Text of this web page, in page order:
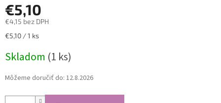
€5,10
€4,15 bez DPH
Jednotková
€5,10 / 1 ks
Skladom (1 ks)
Môžeme doručiť do: 12.8.2026